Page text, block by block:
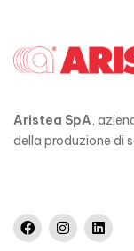
Aristea SpA,
della produzione di